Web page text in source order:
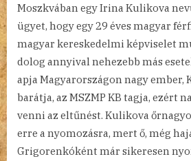
Moszkvában egy Irina Kulikova
ügyet, hogy egy 29 éves magyar
magyar kereskedelmi képviselet
dolog annyival nehezebb más
apja Magyarországon nagy ember,
barátja, az MSZMP KB tagja, ezért
venni az eltűnést. Kulikova
erre a nyomozásra, mert ő, még
Grigorenkóként már sikeresen